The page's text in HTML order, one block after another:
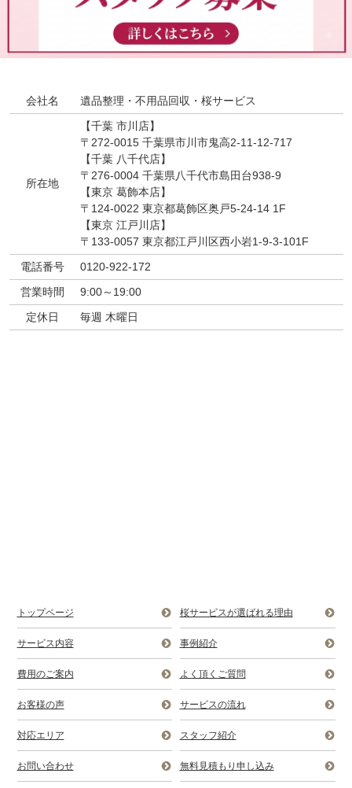
会社名 遺品整理・不用品回収・桜サービス
所在地
【千葉 市川店】
〒272-0015 千葉県市川市鬼高2-11-12-717
【千葉 八千代店】
〒276-0004 千葉県八千代市島田台938-9
【東京 葛飾本店】
〒124-0022 東京都葛飾区奥戸5-24-14 1F
【東京 江戸川店】
〒133-0057 東京都江戸川区西小岩1-9-3-101F
電話番号
0120-922-172
営業時間
9:00～19:00
定休日
毎週 木曜日
トップページ 桜サービスが選ばれる理由
サービス内容 事例紹介
費用のご案内 よく頂くご質問
お客様の声 サービスの流れ
対応エリア スタッフ紹介
お問い合わせ 無料見積もり申し込み